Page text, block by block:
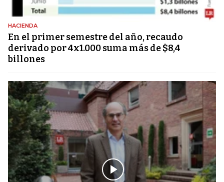
HACIENDA
En el primer semestre del año, recaudo
derivado por 4x1.000 suma más de $8,4
billones